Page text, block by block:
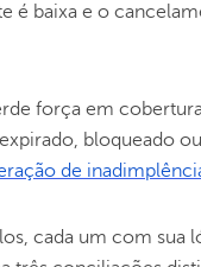
é baixa e o
força em
bloqueado ou
de
cada um com sua